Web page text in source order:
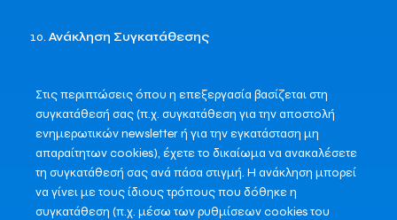
Ανάκληση Συγκατάθεσης
Στις περιπτώσεις όπου η επεξεργασία βασίζεται στη
συγκατάθεσή σας (π.χ. συγκατάθεση για την αποστολή
ενημερωτικών newsletter ή για την εγκατάσταση μη
απαραίτητων cookies), έχετε το δικαίωμα να ανακαλέσετε
τη συγκατάθεσή σας ανά πάσα στιγμή. Η ανάκληση μπορεί
να γίνει με τους ίδιους τρόπους που δόθηκε η
συγκατάθεση (π.χ. μέσω των ρυθμίσεων cookies του